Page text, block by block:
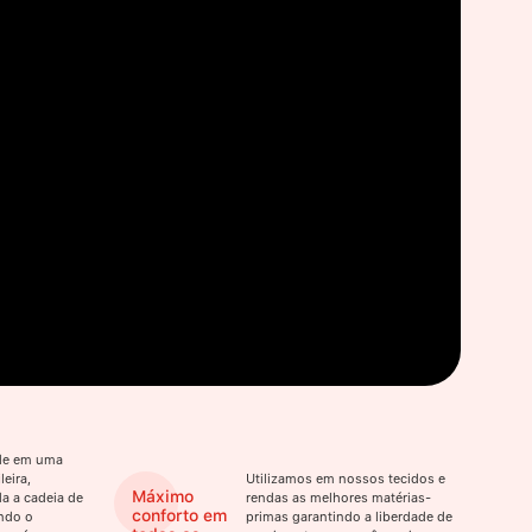
em uma
a cadeia de
o
Máximo
conforto em
Utilizamos em nossos tecidos e
rendas as melhores matérias-
primas garantindo a liberdade de